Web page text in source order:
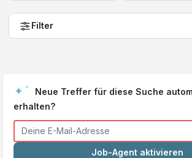
Filter
Neue Treffer für diese Suche
erhalten?
Job-Agent aktivieren